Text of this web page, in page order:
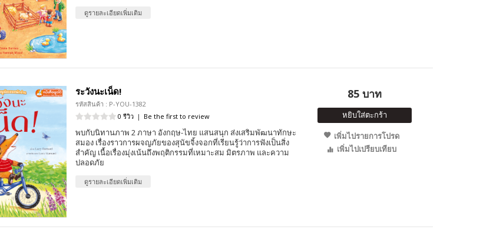
ดูรายละเอียดเพิ่มเติม
ระวังนะเน็ด!
รหัสสินค้า : P-YOU-1382
0 รีวิว | Be the first to review
พบกับนิทานภาพ 2 ภาษา อังกฤษ-ไทย แสนสนุก ส่งเสริมพัฒนาทักษะ
สมอง เรื่องราวการผจญภัยของสุนัขจิ้งจอกที่เรียนรู้ว่าการฟังเป็นสิ่ง
สำคัญ เนื้อเรื่องมุ่งเน้นถึงพฤติกรรมที่เหมาะสม มิตรภาพ และความ
ปลอดภัย
ดูรายละเอียดเพิ่มเติม
85 บาท
หยิบใส่ตะกร้า
เพิ่มไปรายการโปรด
เพิ่มไปเปรียบเทียบ